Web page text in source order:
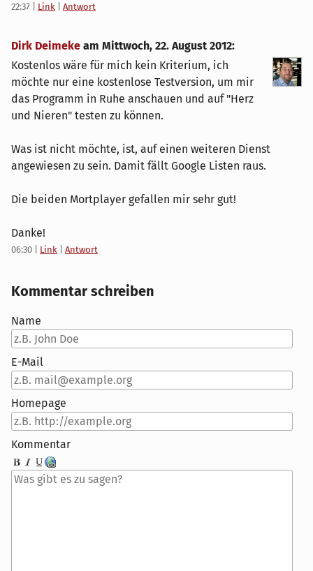
22:37 Link Antwort
Dirk Deimeke am Mittwoch, 22. August 2012:
Kostenlos wäre für mich kein Kriterium, ich
möchte nur eine kostenlose Testversion, um mir
das Programm in Ruhe anschauen und auf "Herz
und Nieren" testen zu können.
Was ist nicht möchte, ist, auf einen weiteren Dienst
angewiesen zu sein. Damit fällt Google Listen raus.
Die beiden Mortplayer gefallen mir sehr gut!
Danke!
06:30 Link Antwort
Kommentar schreiben
Name
E-Mail
Homepage
Kommentar